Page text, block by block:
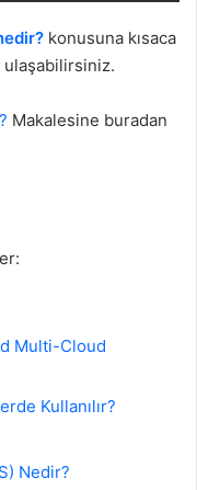
konusuna kısaca
Makalesine buradan
Multi-Cloud
Kullanılır?
Nedir?